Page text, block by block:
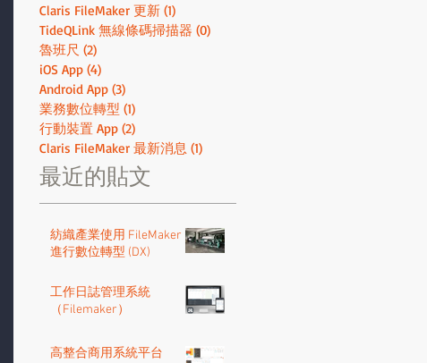
Claris FileMaker 更新 (1)
TideQLink 無線條碼掃描器 (0)
魯班尺 (2)
iOS App (4)
Android App (3)
業務數位轉型 (1)
行動裝置 App (2)
Claris FileMaker 最新消息 (1)
最近的貼文
紡織產業使用 FileMaker
進行數位轉型 (DX)
工作日誌管理系統
（Filemaker）
高整合商用系統平台